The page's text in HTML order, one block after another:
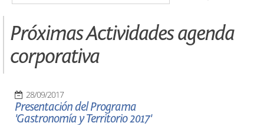
Próximas Actividades agenda
corporativa
28/09/2017
Presentación del Programa
'Gastronomía y Territorio 2017'